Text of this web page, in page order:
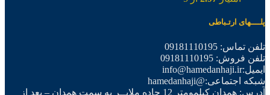
پلــــهای ارتـباطی
تلفن تماس: 09181110195
تلفن فروش: 09181110195
ایمیل:info@hamedanhaji.ir
شبکه اجتماعی:@hamedanhaji
آدرس: همدان کیلمومتر 12 جاده ملایــر به سمت همدان – بعد از